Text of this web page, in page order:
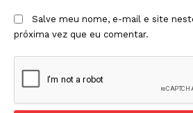
Salve meu nome, e-mail e site
próxima vez que eu comentar.